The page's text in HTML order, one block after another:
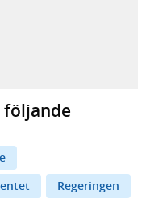
webbplats,
webbplats,
följande
Regeringen